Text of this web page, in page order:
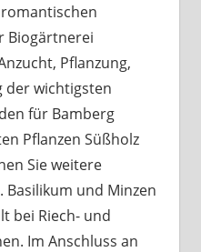
Biogärtnerei
Pflanzung,
der wichtigsten
für Bamberg
Pflanzen Süßholz
Sie weitere
Basilikum und Minzen
bei Riech- und
Im Anschluss an